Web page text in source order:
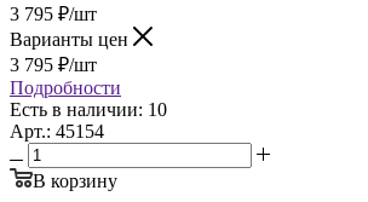
3 795 ₽/шт
Варианты цен
3 795 ₽/шт
Подробности
Есть в наличии: 10
Арт.: 45154
В корзину